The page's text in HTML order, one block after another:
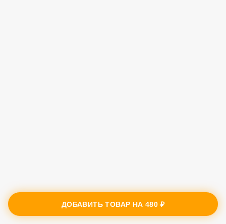
ДОБАВИТЬ ТОВАР НА480 ₽